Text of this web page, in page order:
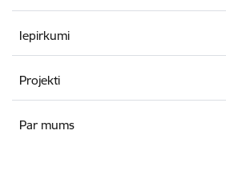
Iepirkumi
Projekti
Par mums